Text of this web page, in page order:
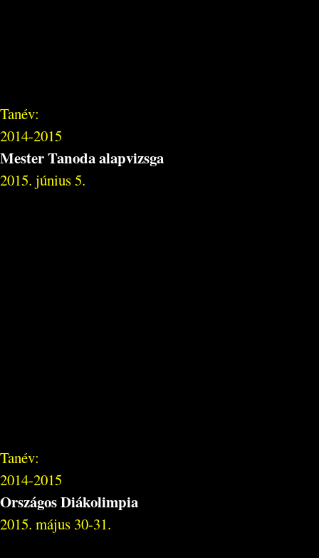
Tanév:
2014-2015
Mester Tanoda alapvizsga
2015. június 5.
Tanév:
2014-2015
Országos Diákolimpia
2015. május 30-31.